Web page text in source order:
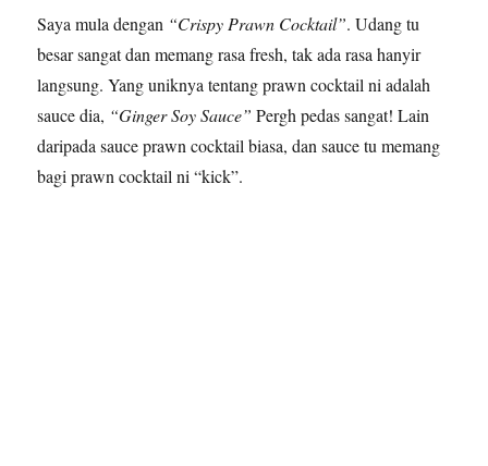
Saya mula dengan “Crispy Prawn Cocktail”. Udang tu
besar sangat dan memang rasa fresh, tak ada rasa hanyir
langsung. Yang uniknya tentang prawn cocktail ni adalah
sauce dia, “Ginger Soy Sauce” Pergh pedas sangat! Lain
daripada sauce prawn cocktail biasa, dan sauce tu memang
bagi prawn cocktail ni “kick”.